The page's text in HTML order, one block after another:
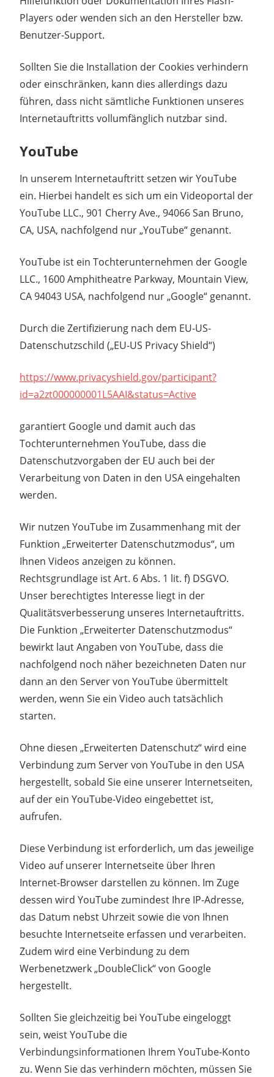
Players oder wenden sich an den Hersteller bzw.
Benutzer-Support.
Sollten Sie die Installation der Cookies verhindern
oder einschränken, kann dies allerdings dazu
führen, dass nicht sämtliche Funktionen unseres
Internetauftritts vollumfänglich nutzbar sind.
YouTube
In unserem Internetauftritt setzen wir YouTube
ein. Hierbei handelt es sich um ein Videoportal der
YouTube LLC., 901 Cherry Ave., 94066 San Bruno,
CA, USA, nachfolgend nur „YouTube“ genannt.
YouTube ist ein Tochterunternehmen der Google
LLC., 1600 Amphitheatre Parkway, Mountain View,
CA 94043 USA, nachfolgend nur „Google“ genannt.
Durch die Zertifizierung nach dem EU-US-
Datenschutzschild („EU-US Privacy Shield“)
https://www.privacyshield.gov/participant?
id=a2zt000000001L5AAI&status=Active
garantiert Google und damit auch das
Tochterunternehmen YouTube, dass die
Datenschutzvorgaben der EU auch bei der
Verarbeitung von Daten in den USA eingehalten
werden.
Wir nutzen YouTube im Zusammenhang mit der
Funktion „Erweiterter Datenschutzmodus“, um
Ihnen Videos anzeigen zu können.
Rechtsgrundlage ist Art. 6 Abs. 1 lit. f) DSGVO.
Unser berechtigtes Interesse liegt in der
Qualitätsverbesserung unseres Internetauftritts.
Die Funktion „Erweiterter Datenschutzmodus“
bewirkt laut Angaben von YouTube, dass die
nachfolgend noch näher bezeichneten Daten nur
dann an den Server von YouTube übermittelt
werden, wenn Sie ein Video auch tatsächlich
starten.
Ohne diesen „Erweiterten Datenschutz“ wird eine
Verbindung zum Server von YouTube in den USA
hergestellt, sobald Sie eine unserer Internetseiten,
auf der ein YouTube-Video eingebettet ist,
aufrufen.
Diese Verbindung ist erforderlich, um das jeweilige
Video auf unserer Internetseite über Ihren
Internet-Browser darstellen zu können. Im Zuge
dessen wird YouTube zumindest Ihre IP-Adresse,
das Datum nebst Uhrzeit sowie die von Ihnen
besuchte Internetseite erfassen und verarbeiten.
Zudem wird eine Verbindung zu dem
Werbenetzwerk „DoubleClick“ von Google
hergestellt.
Sollten Sie gleichzeitig bei YouTube eingeloggt
sein, weist YouTube die
Verbindungsinformationen Ihrem YouTube-Konto
zu. Wenn Sie das verhindern möchten, müssen Sie